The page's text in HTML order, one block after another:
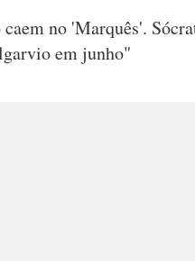
no 'Marquês'.
em junho"